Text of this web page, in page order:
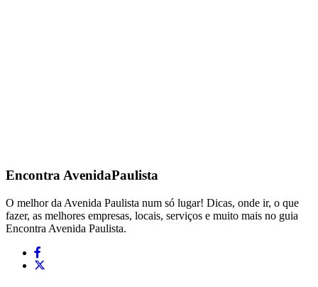
Encontra AvenidaPaulista
O melhor da Avenida Paulista num só lugar! Dicas, onde ir, o que
fazer, as melhores empresas, locais, serviços e muito mais no guia
Encontra Avenida Paulista.